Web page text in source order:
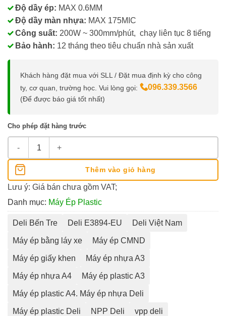
Độ dầy ép: MAX 0.6MM
Độ dầy màn nhựa: MAX 175MIC
Công suất: 200W ~ 300mm/phút, chạy liên tục 8 tiếng
Bảo hành: 12 tháng theo tiêu chuẩn nhà sản xuất
Khách hàng đặt mua với SLL / Đặt mua định kỳ cho công
ty, cơ quan, trường học. Vui lòng gọi:
096.339.3566
(Để được báo giá tốt nhất)
Cho phép đặt hàng trước
Máy Ép Nhựa Plastic A3 Deli E3894-EU số lượng
Thêm vào giỏ hàng
Lưu ý: Giá bán chưa gồm VAT;
Danh mục: Máy Ép Plastic
Deli Bến Tre Deli E3894-EU Deli Việt Nam
Máy ép bằng láy xe Máy ép CMND
Máy ép giấy khen Máy ép nhựa A3
Máy ép nhựa A4 Máy ép plastic A3
Máy ép plastic A4. Máy ép nhựa Deli
Máy ép plastic Deli NPP Deli vpp deli